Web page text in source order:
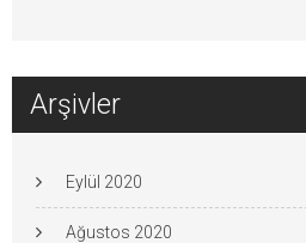
Arşivler
Eylül 2020
Ağustos 2020